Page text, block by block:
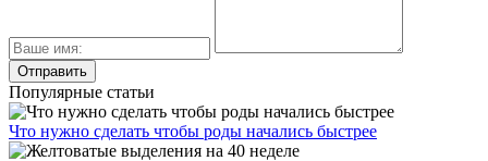
Популярные статьи
Что нужно сделать чтобы роды начались быстрее